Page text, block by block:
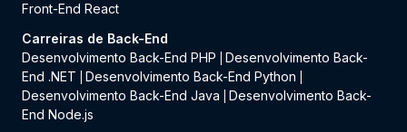
Front-End React
Carreiras de Back-End
Desenvolvimento Back-End PHP
Desenvolvimento Back-
End .NET
Desenvolvimento Back-End Python
Desenvolvimento Back-End Java
Desenvolvimento Back-
End Node.js